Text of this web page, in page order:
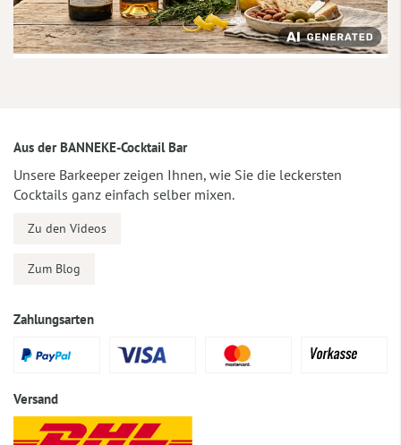
Aus der BANNEKE-Cocktail Bar
Unsere Barkeeper zeigen Ihnen, wie Sie die leckersten
Cocktails ganz einfach selber mixen.
Zu den Videos
Zum Blog
Zahlungsarten
Versand